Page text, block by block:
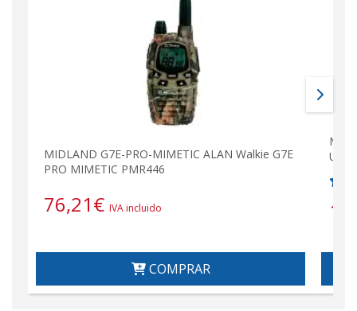
MIDLAND G7E-PRO-MIMETIC ALAN Walkie G7E
PRO MIMETIC PMR446
76,21€ IVA incluido
COMPRAR
USO